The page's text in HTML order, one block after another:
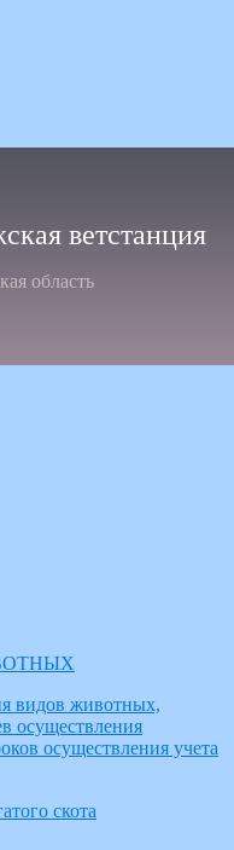
ветстанция
область
видов животных,
осуществления
осуществления учета
скота